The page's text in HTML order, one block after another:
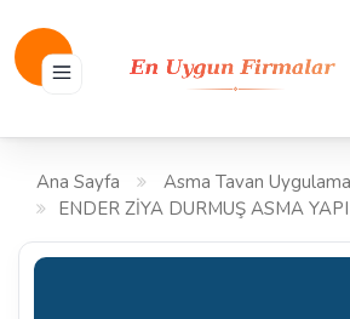
Ana Sayfa
Asma Tavan
ENDER ZİYA DURMUŞ ASMA YAPI